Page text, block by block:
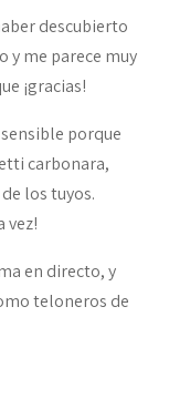
descubierto
y me parece muy
¡gracias!
porque
carbonara,
los tuyos.
vez!
en directo, y
teloneros de